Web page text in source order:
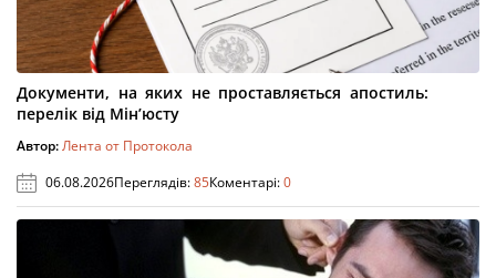
Документи, на яких не проставляється апостиль:
перелік від Мін’юсту
Автор:Лента от Протокола
06.08.2026Переглядів:85Коментарі:0